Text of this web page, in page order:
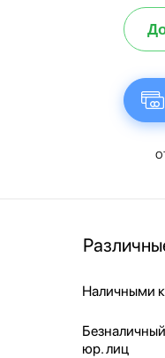
Наличными
юр. лиц